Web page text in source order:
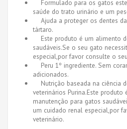
Formulado para os gatos
saúde do trato urinário e um
Ajuda a proteger os dentes
tártaro.
Este produto é um alimento
saudáveis.Se o seu gato
especial,por favor consulte o
Peru 1º ingrediente. Sem
adicionados.
Nutrição baseada na ciência
veterinários Purina.Este produto
manutenção para gatos
um cuidado renal especial,por
veterinário.